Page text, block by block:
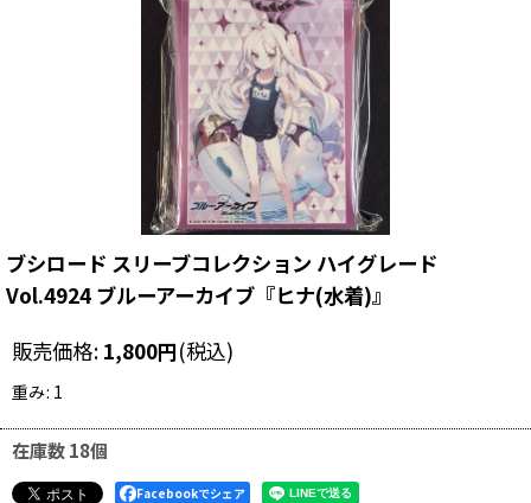
ブシロード スリーブコレクション ハイグレード
Vol.4924 ブルーアーカイブ『ヒナ(水着)』
販売価格: 1,800円(税込)
重み: 1
在庫数 18個
Facebookでシェア